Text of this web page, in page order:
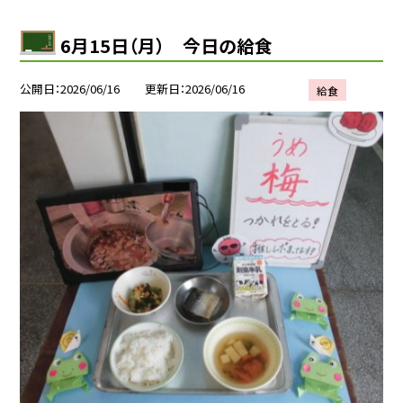
6月15日（月） 今日の給食
公開日 2026/06/16 更新日 2026/06/16 給食